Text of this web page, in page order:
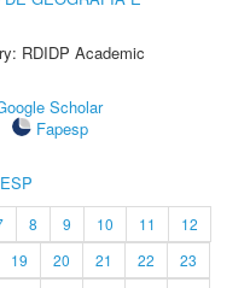
RDIDP Academic
Scholar
Fapesp
8 9 10 11
12
19 20 21 22
23